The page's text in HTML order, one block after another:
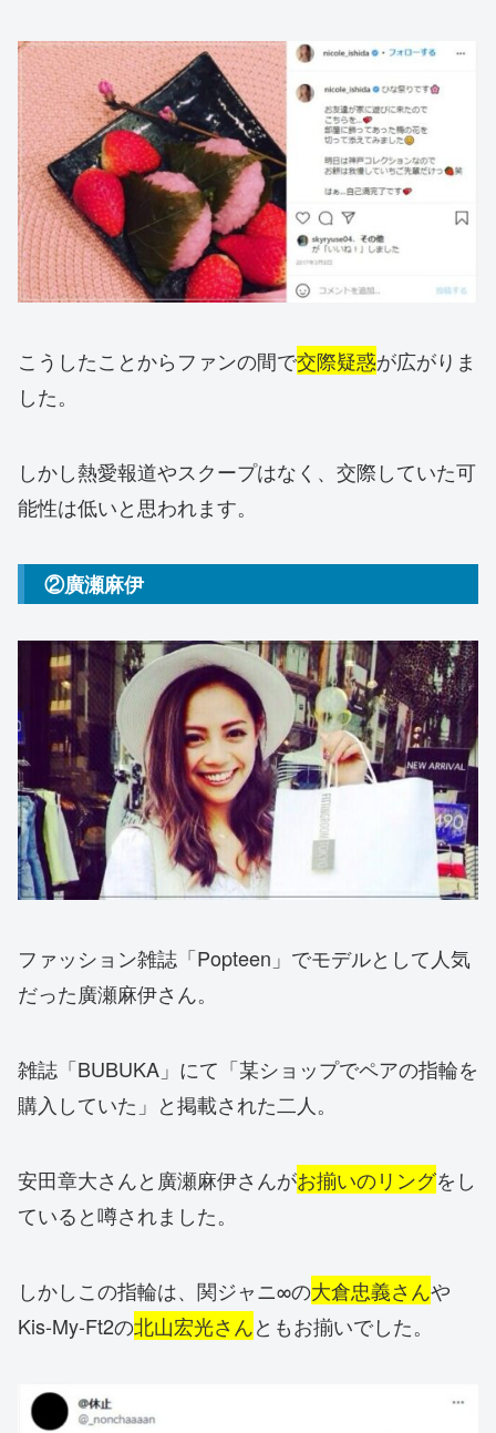
こうしたことからファンの間で交際疑惑が広がりま
した。
しかし熱愛報道やスクープはなく、交際していた可
能性は低いと思われます。
②廣瀬麻伊
ファッション雑誌「Popteen」でモデルとして人気
だった廣瀬麻伊さん。
雑誌「BUBUKA」にて「某ショップでペアの指輪を
購入していた」と掲載された二人。
安田章大さんと廣瀬麻伊さんがお揃いのリングをし
ていると噂されました。
しかしこの指輪は、関ジャニ∞の大倉忠義さんや
Kis-My-Ft2の北山宏光さんともお揃いでした。